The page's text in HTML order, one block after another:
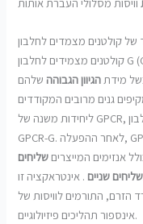
קולטנים מצמידים לחלבון G (GPCRs) ממלאים תפקיד מכריע
מידתהגיווןהגבוהה שלהם
גנים מרובים המקודדים
ליחידות משנה של GPCR, מה שמאפשר יצירת מגוון רחב של מתחמי חלבון
GPCR-G. לאחר ההפעלה, GPCRs יכולים לקיים אינטראקציה עם חלבוני
אנזימים המייצרים שליחים
שניים . אינטראקציה זו
הזרם, התורמים לוויסות של
אינספור תהליכים פיזיולוגיים.